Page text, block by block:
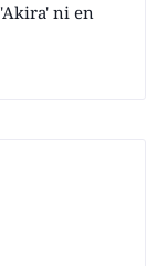
ni en